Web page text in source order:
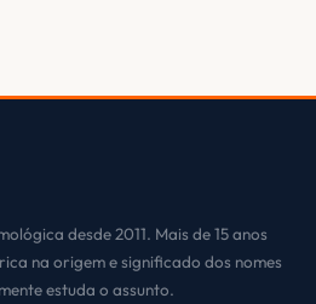
desde 2011. Mais de 15 anos
na origem e significado dos nomes
estuda o assunto.